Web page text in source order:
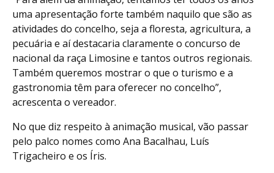
uma apresentação forte também naquilo que são as
atividades do concelho, seja a floresta, agricultura, a
pecuária e aí destacaria claramente o concurso de
nacional da raça Limosine e tantos outros regionais.
Também queremos mostrar o que o turismo e a
gastronomia têm para oferecer no concelho”,
acrescenta o vereador.
No que diz respeito à animação musical, vão passar
pelo palco nomes como Ana Bacalhau, Luís
Trigacheiro e os Íris.